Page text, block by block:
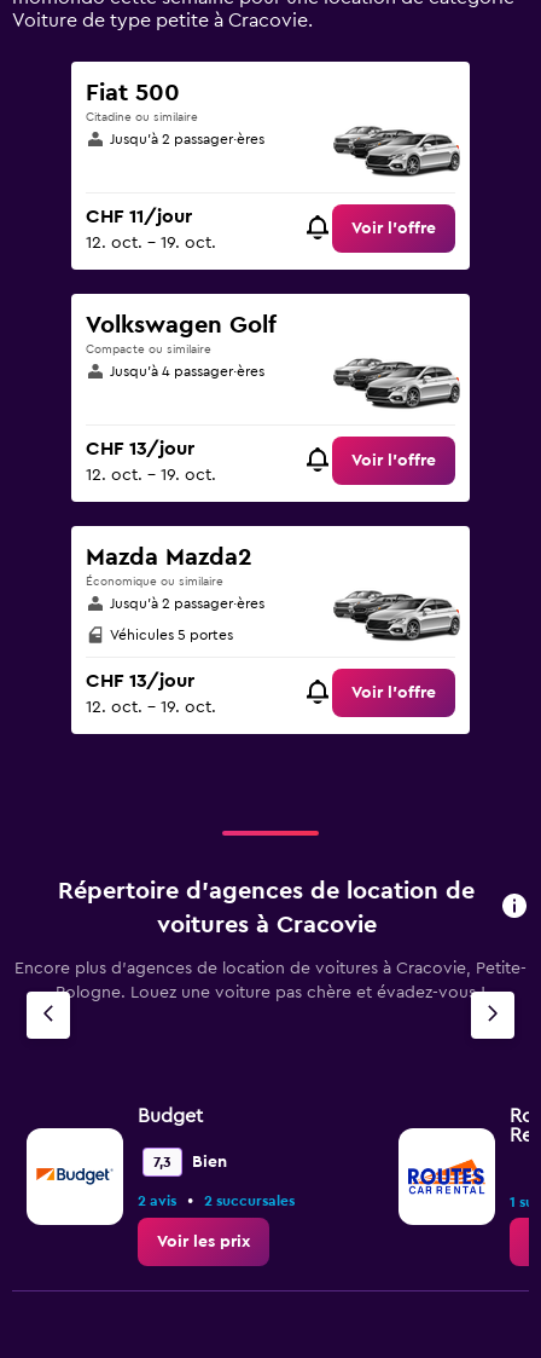
to
60.
Voiture de type petite à Cracovie.
Fiat 500
Citadine ou similaire
Jusqu’à 2 passager·ères
CHF 11/jour
12. oct. - 19. oct.
Voir l’offre
Volkswagen Golf
Compacte ou similaire
Jusqu’à 4 passager·ères
CHF 13/jour
12. oct. - 19. oct.
Voir l’offre
Mazda Mazda2
Économique ou similaire
Jusqu’à 2 passager·ères
Véhicules 5 portes
CHF 13/jour
12. oct. - 19. oct.
Voir l’offre
Répertoire d’agences de location de
voitures à Cracovie
Encore plus d’agences de location de voitures à Cracovie, Petite-
Pologne. Louez une voiture pas chère et évadez-vous !
Budget
7,3 Bien
2 avis • 2 succursales
Voir les prix
1